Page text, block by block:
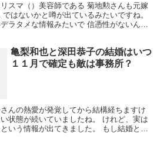
スマ（）美容師である 菊地勲さんも元嫁
はないかと噂が出ているみたいですね。
ラタメな情報みたいで 信憑性がないんで
亀梨和也と深田恭子の結婚はいつ
１１月で確定も敵は事務所？
んの熱愛が発覚してから結構経ちますけ
状態が続いていましたね。 けれど、実は
いう情報が出てきました。 もし結婚とな